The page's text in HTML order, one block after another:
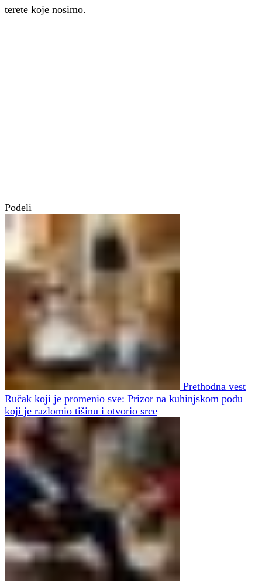
terete koje nosimo.
Podeli
Prethodna vest
Ručak koji je promenio sve: Prizor na kuhinjskom podu
koji je razlomio tišinu i otvorio srce